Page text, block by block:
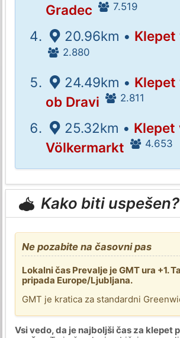
Gradec
7.519
20.96km • Klepet
2.880
24.49km • Klepet
ob Dravi
2.811
25.32km • Klepet
Völkermarkt
4.653
Kako biti uspešen?
Ne pozabite na časovni pas
Lokalni čas Prevalje je GMT ura +1.
pripada Europe/Ljubljana.
GMT je kratica za standardni
Vsi vedo, da je najboljši čas za klepet